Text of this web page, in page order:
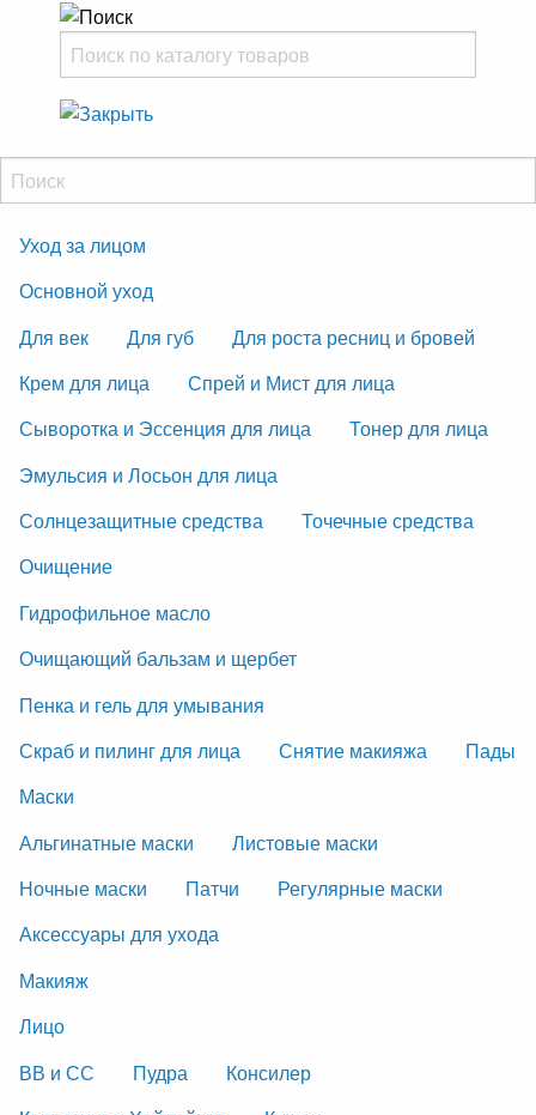
Уход за лицом
Основной уход
Для век
Для губ
Для роста ресниц и бровей
Крем для лица
Спрей и Мист для лица
Сыворотка и Эссенция для лица
Тонер для лица
Эмульсия и Лосьон для лица
Солнцезащитные средства
Точечные средства
Очищение
Гидрофильное масло
Очищающий бальзам и щербет
Пенка и гель для умывания
Скраб и пилинг для лица
Снятие макияжа
Пады
Маски
Альгинатные маски
Листовые маски
Ночные маски
Патчи
Регулярные маски
Аксессуары для ухода
Макияж
Лицо
ВВ и СС
Пудра
Консилер